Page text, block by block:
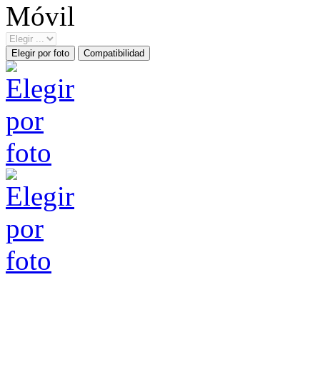
Móvil